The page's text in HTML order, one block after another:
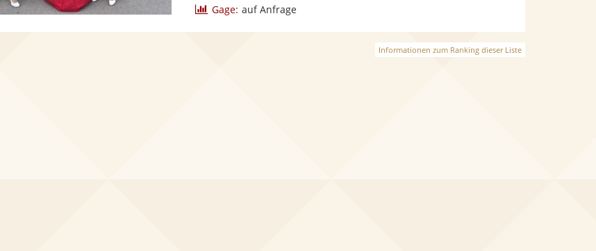
Gage: auf Anfrage
Informationen zum Ranking dieser Liste